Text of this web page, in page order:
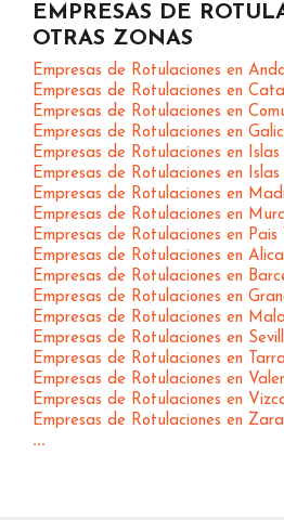
EMPRESAS DE
OTRAS ZONAS
Empresas de Rotulaciones en
Empresas de Rotulaciones en
Empresas de Rotulaciones en
Empresas de Rotulaciones en
Empresas de Rotulaciones en Islas
Empresas de Rotulaciones en Islas
Empresas de Rotulaciones en
Empresas de Rotulaciones en
Empresas de Rotulaciones en Pais
Empresas de Rotulaciones en
Empresas de Rotulaciones en
Empresas de Rotulaciones en
Empresas de Rotulaciones en
Empresas de Rotulaciones en
Empresas de Rotulaciones en
Empresas de Rotulaciones en
Empresas de Rotulaciones en
Empresas de Rotulaciones en
...